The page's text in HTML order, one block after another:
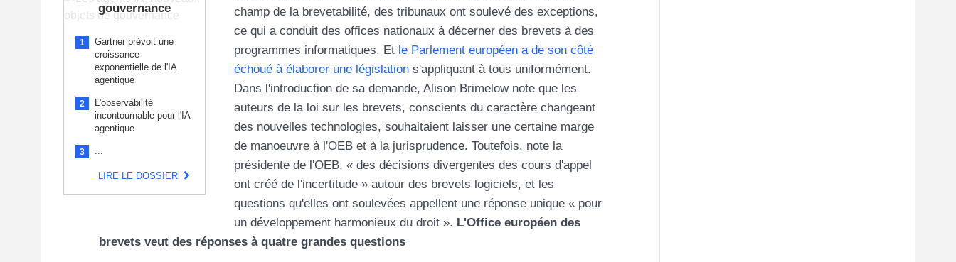
gouvernance
1
Gartner prévoit une
croissance
exponentielle de l'IA
agentique
2
L'observabilité
incontournable pour l'IA
agentique
3 ...
LIRE LE DOSSIER
champ de la brevetabilité, des tribunaux ont soulevé des exceptions,
ce qui a conduit des offices nationaux à décerner des brevets à des
programmes informatiques. Et le Parlement européen a de son côté
échoué à élaborer une législation s'appliquant à tous uniformément.
Dans l'introduction de sa demande, Alison Brimelow note que les
auteurs de la loi sur les brevets, conscients du caractère changeant
des nouvelles technologies, souhaitaient laisser une certaine marge
de manoeuvre à l'OEB et à la jurisprudence. Toutefois, note la
présidente de l'OEB, « des décisions divergentes des cours d'appel
ont créé de l'incertitude » autour des brevets logiciels, et les
questions qu'elles ont soulevées appellent une réponse unique « pour
un développement harmonieux du droit ». L'Office européen des
brevets veut des réponses à quatre grandes questions